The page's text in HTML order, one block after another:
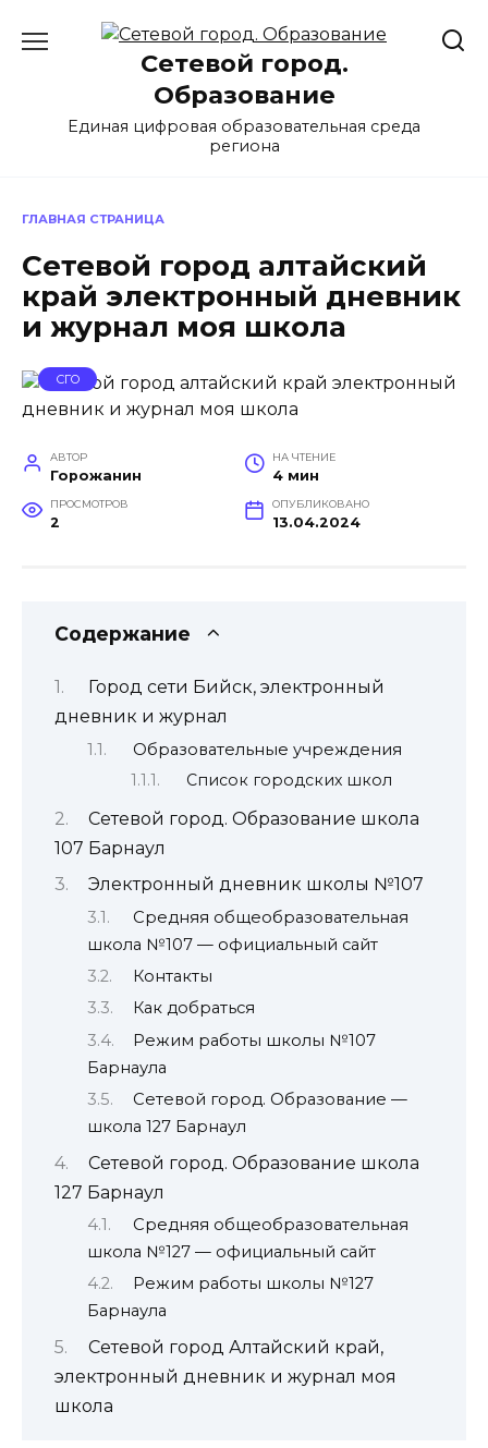
Сетевой город.
Образование
Единая цифровая образовательная среда
региона
ГЛАВНАЯ СТРАНИЦА
Сетевой город алтайский
край электронный дневник
и журнал моя школа
СГО
АВТОР
Горожанин
НА ЧТЕНИЕ
4 мин
ПРОСМОТРОВ
2
ОПУБЛИКОВАНО
13.04.2024
Содержание
Город сети Бийск, электронный
дневник и журнал
Образовательные учреждения
Список городских школ
Сетевой город. Образование школа
107 Барнаул
Электронный дневник школы №107
Средняя общеобразовательная
школа №107 — официальный сайт
Контакты
Как добраться
Режим работы школы №107
Барнаула
Сетевой город. Образование —
школа 127 Барнаул
Сетевой город. Образование школа
127 Барнаул
Средняя общеобразовательная
школа №127 — официальный сайт
Режим работы школы №127
Барнаула
Сетевой город Алтайский край,
электронный дневник и журнал моя
школа